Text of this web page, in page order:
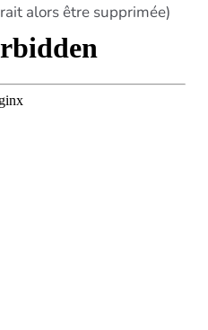
alors être supprimée)